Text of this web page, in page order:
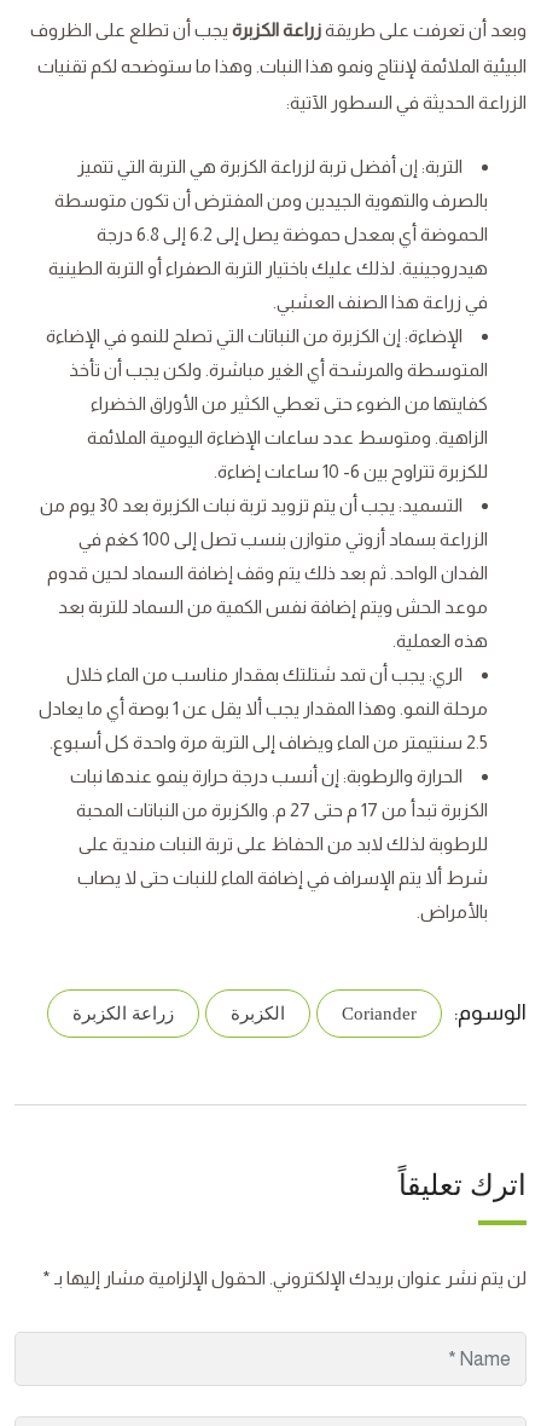
وبعد أن تعرفت على طريقةزراعة الكزبرة يجب أن تطلع على الظروف
البيئية الملائمة لإنتاج ونمو هذا النبات. وهذا ما ستوضحه لكم تقنيات
الزراعة الحديثة في السطور الآتية:
التربة: إن أفضل تربة لزراعة الكزبرة هي التربة التي تتميز
بالصرف والتهوية الجيدين ومن المفترض أن تكون متوسطة
الحموضة أي بمعدل حموضة يصل إلى 6.2 إلى 6.8 درجة
هيدروجينية. لذلك عليك باختيار التربة الصفراء أو التربة الطينية
في زراعة هذا الصنف العشبي.
الإضاءة: إن الكزبرة من النباتات التي تصلح للنمو في الإضاءة
المتوسطة والمرشحة أي الغير مباشرة. ولكن يجب أن تأخذ
كفايتها من الضوء حتى تعطي الكثير من الأوراق الخضراء
الزاهية. ومتوسط عدد ساعات الإضاءة اليومية الملائمة
للكزبرة تتراوح بين 6- 10 ساعات إضاءة.
التسميد: يجب أن يتم تزويد تربة نبات الكزبرة بعد 30 يوم من
الزراعة بسماد أزوتي متوازن بنسب تصل إلى 100 كغم في
الفدان الواحد. ثم بعد ذلك يتم وقف إضافة السماد لحين قدوم
موعد الحش ويتم إضافة نفس الكمية من السماد للتربة بعد
هذه العملية.
الري: يجب أن تمد شتلتك بمقدار مناسب من الماء خلال
مرحلة النمو. وهذا المقدار يجب ألا يقل عن 1 بوصة أي ما يعادل
2.5 سنتيمتر من الماء ويضاف إلى التربة مرة واحدة كل أسبوع.
الحرارة والرطوبة: إن أنسب درجة حرارة ينمو عندها نبات
الكزبرة تبدأ من 17 م حتى 27 م. والكزبرة من النباتات المحبة
للرطوبة لذلك لابد من الحفاظ على تربة النبات مندية على
شرط ألا يتم الإسراف في إضافة الماء للنبات حتى لا يصاب
بالأمراض.
الوسوم: Coriander الكزبرة زراعة الكزبرة
اترك تعليقاً
لن يتم نشر عنوان بريدك الإلكتروني. الحقول الإلزامية مشار إليها بـ *